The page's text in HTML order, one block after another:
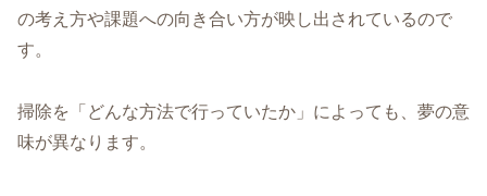
の考え方や課題への向き合い方が映し出されているので
す。
掃除を「どんな方法で行っていたか」によっても、夢の意
味が異なります。